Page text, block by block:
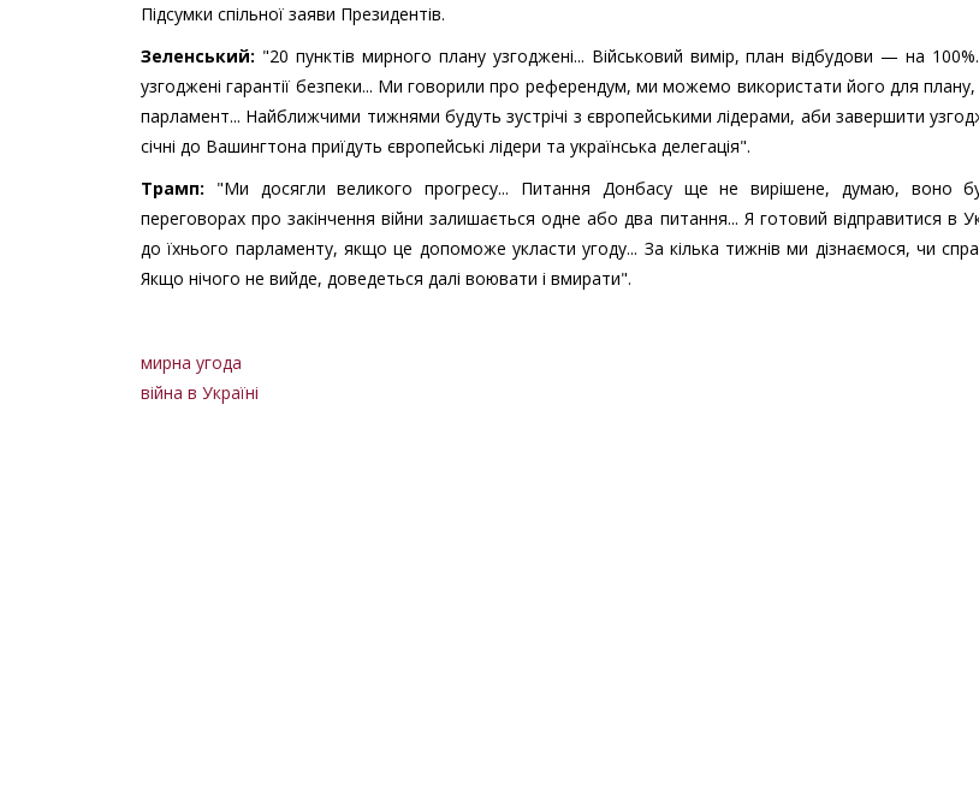
Підсумки спільної заяви Президентів.
Зеленський: "20 пунктів мирного плану узгоджені... Військовий вимір, план відбудови — на
узгоджені гарантії безпеки... Ми говорили про референдум, ми можемо використати його для
парламент... Найближчими тижнями будуть зустрічі з європейськими лідерами, аби завершити
січні до Вашингтона приїдуть європейські лідери та українська делегація".
Трамп: "Ми досягли великого прогресу... Питання Донбасу ще не вирішене, думаю, воно
переговорах про закінчення війни залишається одне або два питання... Я готовий відправитися в
до їхнього парламенту, якщо це допоможе укласти угоду... За кілька тижнів ми дізнаємося, чи
Якщо нічого не вийде, доведеться далі воювати і вмирати".
мирна угода
війна в Україні